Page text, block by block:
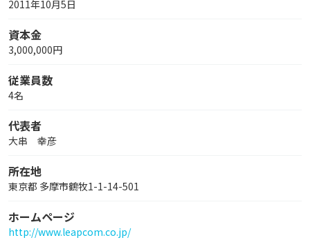
2011年10月5日
資本金
3,000,000円
従業員数
4名
代表者
大串 幸彦
所在地
東京都 多摩市鶴牧1-1-14-501
ホームページ
http://www.leapcom.co.jp/